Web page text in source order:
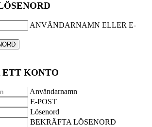
ANVÄNDARNAMN ELLER E-
ETT KONTO
Användarnamn
E-POST
Lösenord
BEKRÄFTA LÖSENORD